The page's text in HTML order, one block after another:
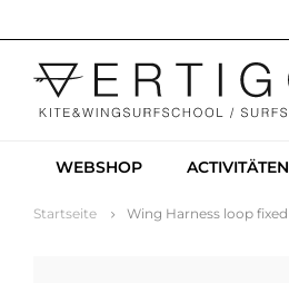
WEBSHOP ACTIVITÄTEN
Startseite Wing Harness loop fixed